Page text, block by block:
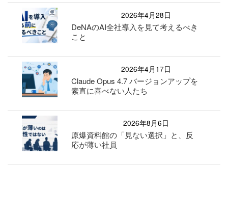
2026年4月28日
DeNAのAI全社導入を見て考えるべき
こと
2026年4月17日
Claude Opus 4.7 バージョンアップを
素直に喜べない人たち
2026年8月6日
原爆資料館の「見ない選択」と、反
応が薄い社員